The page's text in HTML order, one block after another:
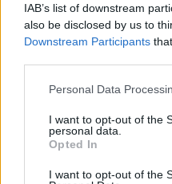
IAB’s list of downstream
also be disclosed by us to
Downstream Participants
Personal Data
I want to opt-out of the
personal data.
Opted In
I want to opt-out of the